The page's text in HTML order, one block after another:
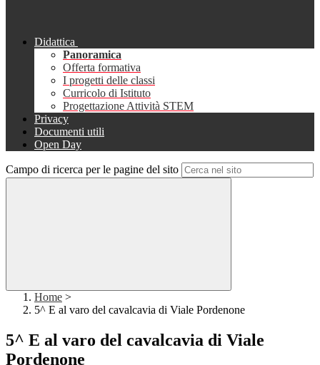
Didattica
Panoramica
Offerta formativa
I progetti delle classi
Curricolo di Istituto
Progettazione Attività STEM
Privacy
Documenti utili
Open Day
Campo di ricerca per le pagine del sito
Home >
5^ E al varo del cavalcavia di Viale Pordenone
5^ E al varo del cavalcavia di Viale
Pordenone